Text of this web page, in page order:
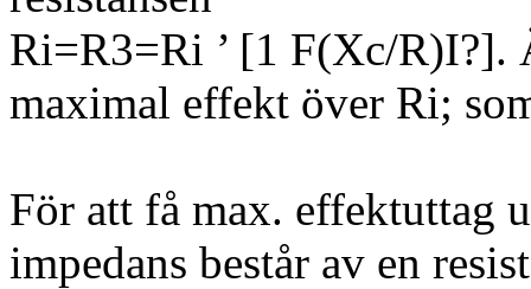
Ri=R3=Ri ’ [1 F(Xc/R)I?].
maximal effekt över Ri;
För att få max. effektuttag
impedans består av en